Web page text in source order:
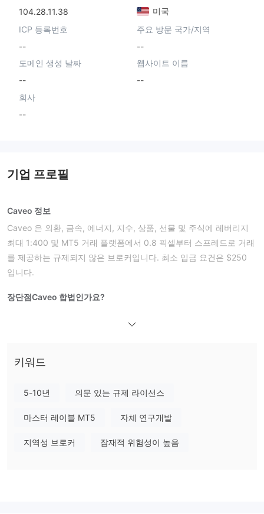
104.28.11.38
미국
ICP 등록번호
--
주요 방문 국가/지역
--
도메인 생성 날짜
--
웹사이트 이름
--
회사
--
기업 프로필
Caveo 정보
Caveo 은 외환, 금속, 에너지, 지수, 상품, 선물 및 주식에 레버리지
최대 1:400 및 MT5 거래 플랫폼에서 0.8 픽셀부터 스프레드로 거래
를 제공하는 규제되지 않은 브로커입니다. 최소 입금 요건은 $250
입니다.
장단점Caveo 합법인가요?
Caveo 은 외환, 금속, 에너지, 지수, 상품, 선물 및 주식 거래를 제공
키워드
5-10년 의문 있는 규제 라이선스
마스터 레이블 MT5 자체 연구개발
지역성 브로커 잠재적 위험성이 높음